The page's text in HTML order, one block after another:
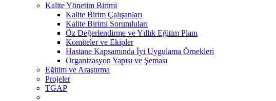
Kalite Yönetim Birimi
Kalite Birim Çalışanları
Kalite Birimi Sorumluları
Öz Değerlendirme ve Yıllık Eğitim Planı
Komiteler ve Ekipler
Hastane Kapsamında İyi Uygulama Örnekleri
Organizasyon Yapısı ve Şeması
Eğitim ve Araştırma
Projeler
TGAP